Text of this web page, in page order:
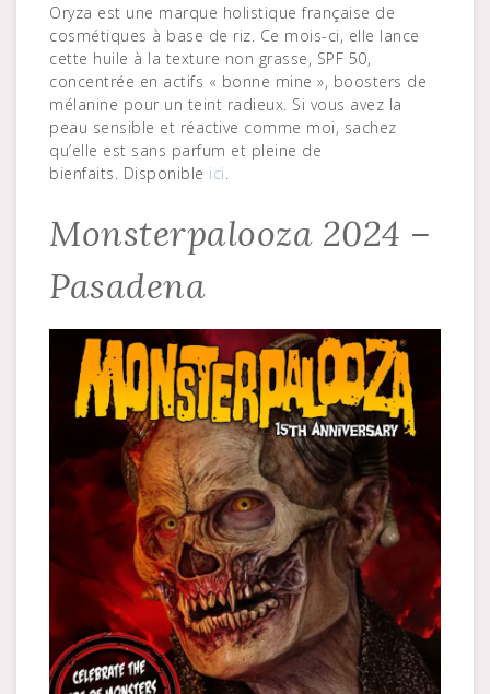
Oryza est une marque holistique française de
cosmétiques à base de riz. Ce mois-ci, elle lance
cette huile à la texture non grasse, SPF 50,
concentrée en actifs « bonne mine », boosters de
mélanine pour un teint radieux. Si vous avez la
peau sensible et réactive comme moi, sachez
qu’elle est sans parfum et pleine de
bienfaits. Disponible ici.
Monsterpalooza 2024 –
Pasadena